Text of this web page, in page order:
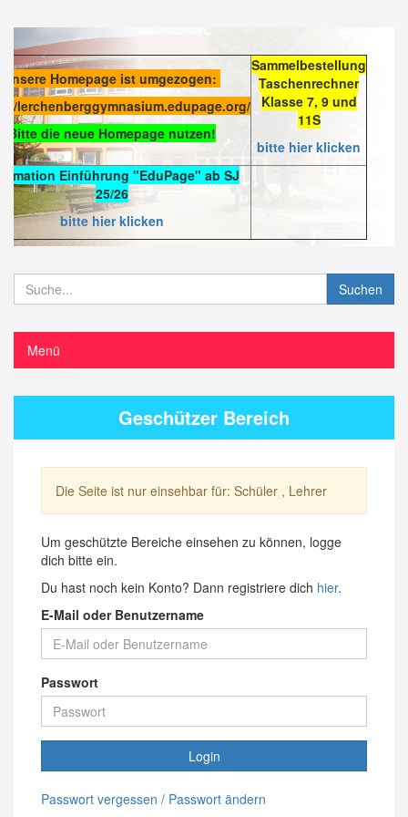
Unsere Homepage ist umgezogen:
lerchenberggymnasium.edupage.org/
Bitte die neue Homepage nutzen!
Sammelbestellung
Taschenrechner
Klasse 7, 9 und
11S
bitte hier klicken
Einführung "EduPage" ab SJ
25/26
bitte hier klicken
Suchen
Menü
Geschützer Bereich
Die Seite ist nur einsehbar für: Schüler , Lehrer
Um geschützte Bereiche einsehen zu können, logge
dich bitte ein.
Du hast noch kein Konto? Dann registriere dich hier.
E-Mail oder Benutzername
Passwort
Login
Passwort vergessen / Passwort ändern